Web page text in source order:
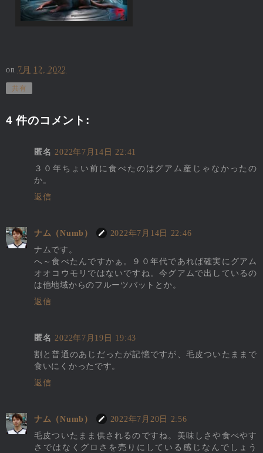
on 7月 12, 2022
共有
4 件のコメント:
匿名 2022年7月14日 22:41
３０年ちょい前に食べたのはグアム産じゃなかったの
か。
返信
ナム（Numb）
2022年7月14日 22:46
ナムです。
へ～食べたんですかぁ。９０年代であれば確実にグアム
オオコウモリではないですね。今グアムで出しているの
は他地域からのフルーツバットとか。
返信
匿名 2022年7月19日 19:43
割と普通のあじだったが記憶ですが、毛皮ついたままで
食いにくかったです。
返信
ナム（Numb）
2022年7月20日 2:56
毛皮ついたまま供されるのですね。美味しさや食べやす
さではなくグロさを売りにしている感じなんでしょう